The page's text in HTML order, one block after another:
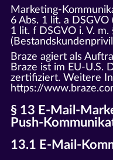
Marketing-
6 Abs. 1 lit. a
1 lit. f DSGVO i. V.
Braze agiert als
Braze ist im EU-U.S.
zertifiziert. Weitere
https://
§ 13 E-Mail-
Push-
13.1 E-Mail-